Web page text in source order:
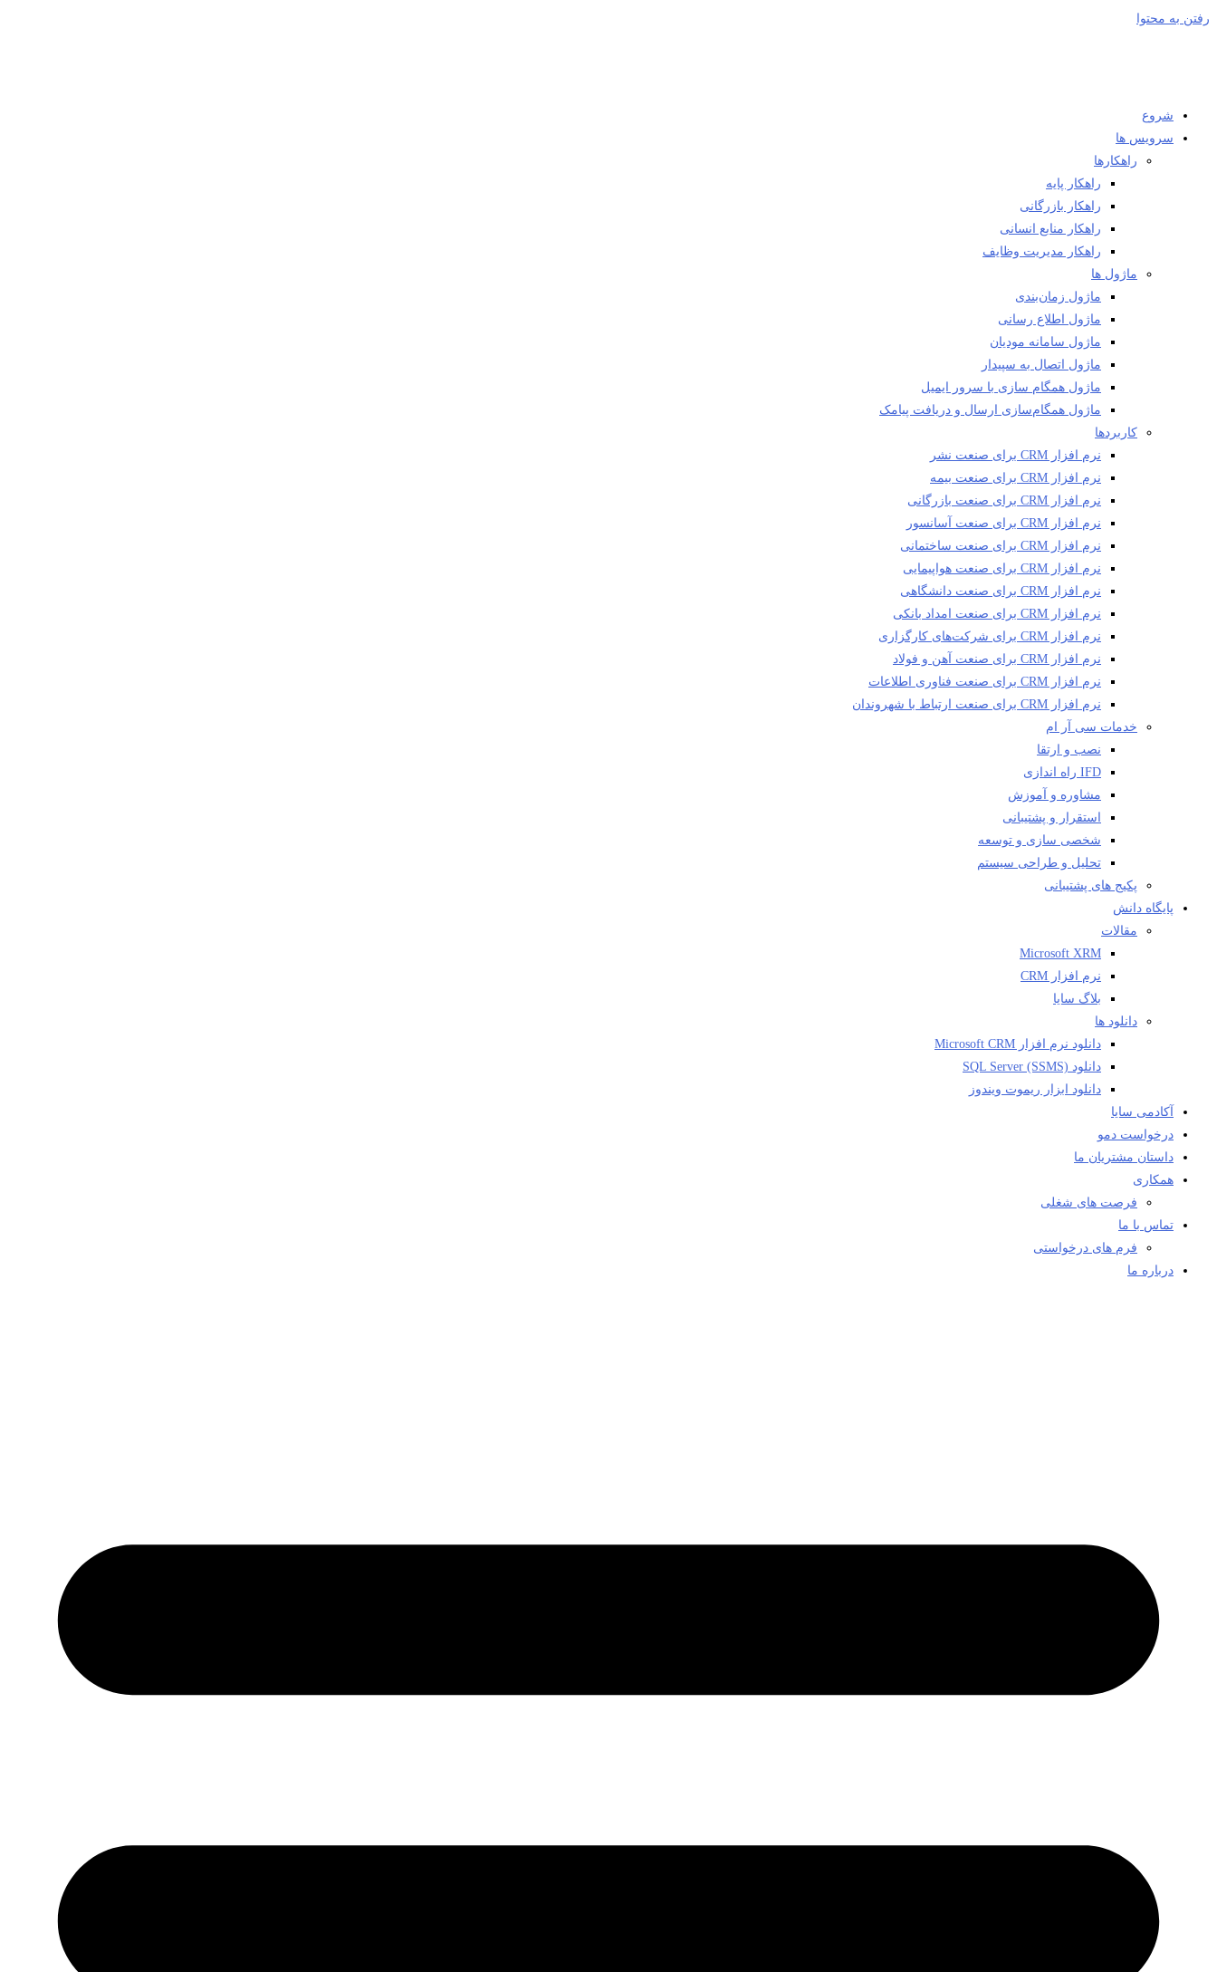
رفتن به محتوا
شروع
سرویس ها
راهکارها
راهکار پایه
راهکار بازرگانی
راهکار منابع انسانی
راهکار مدیریت وظایف
ماژول ها
ماژول زمان‌بندی
ماژول اطلاع رسانی
ماژول سامانه مودیان
ماژول اتصال به سپیدار
ماژول همگام سازی با سرور ایمیل
ماژول همگام‌سازی ارسال و دریافت پیامک
کاربردها
نرم افزار CRM برای صنعت نشر
نرم افزار CRM برای صنعت بیمه
نرم افزار CRM برای صنعت بازرگانی
نرم افزار CRM برای صنعت آسانسور
نرم افزار CRM برای صنعت ساختمانی
نرم افزار CRM برای صنعت هواپیمایی
نرم افزار CRM برای صنعت دانشگاهی
نرم افزار CRM برای صنعت امداد بانکی
نرم افزار CRM برای شرکت‌های کارگزاری
نرم افزار CRM برای صنعت آهن و فولاد
نرم افزار CRM برای صنعت فناوری اطلاعات
نرم افزار CRM برای صنعت ارتباط با شهروندان
خدمات سی آر ام
نصب و ارتقا
IFD راه اندازی
مشاوره و آموزش
استقرار و پشتیبانی
شخصی سازی و توسعه
تحلیل و طراحی سیستم
پکیج های پشتیبانی
پایگاه دانش
مقالات
Microsoft XRM
نرم افزار CRM
بلاگ سایا
دانلود ها
دانلود نرم افزار Microsoft CRM
دانلود SQL Server (SSMS)
دانلود ابزار ریموت ویندوز
آکادمی سایا
درخواست دمو
داستان مشتریان ما
همکاری
فرصت های شغلی
تماس با ما
فرم های درخواستی
درباره ما